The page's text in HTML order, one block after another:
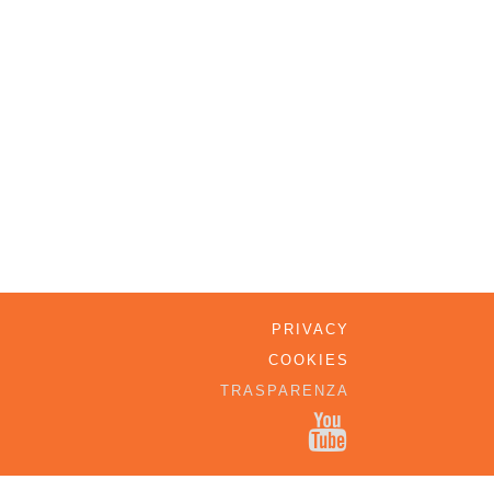
PRIVACY
COOKIES
TRASPARENZA